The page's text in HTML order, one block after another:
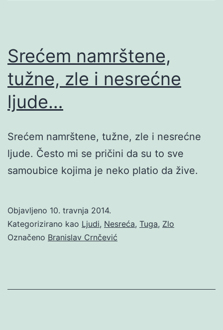
Srećem namrštene,
tužne, zle i nesrećne
ljude…
Srećem namrštene, tužne, zle i nesrećne
ljude. Često mi se pričini da su to sve
samoubice kojima je neko platio da žive.
Objavljeno 10. travnja 2014.
Kategorizirano kao Ljudi, Nesreća, Tuga, Zlo
Označeno Branislav Crnčević